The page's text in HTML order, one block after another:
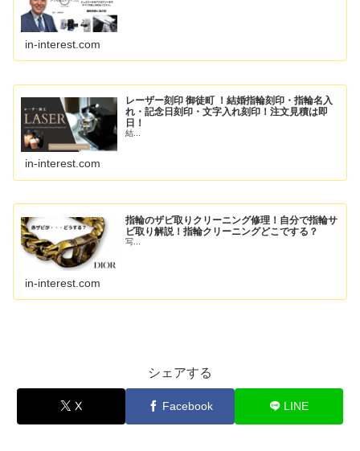
in-interest.com
レーザー刻印 御徒町 ！結婚指輪刻印・指輪名入
れ・記念日刻印・文字入れ刻印！注文見積は即
日！
結...
in-interest.com
指輪のザビ取りクリーニング修理！自分で指輪サ
ビ取り解説！指輪クリーニングどこでする？
写...
in-interest.com
シェアする
X Facebook LINE